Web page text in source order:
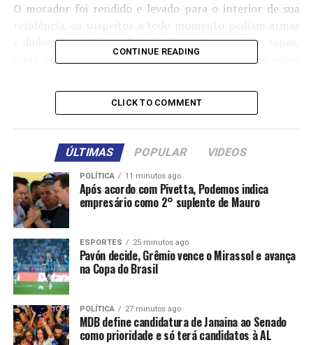
O morador foi rendido e levado para o interior de sua
residência, os suspeitos a todo momento pediam armas
e dinheiro, a vítima relata ainda que levou vários tapas,
onde veio ferir sua língua, foi amarrada e ficou sobre
Os assaltantes reviraram sua casa, sendo subtraídos
um celular e várias folhas de cheque em branco.
Os suspeitos se evadiram pelos fundos da residência em
uma área de mata tomando rumo ignorado.
A PM realizou rondas no local no intuito de localizar os
suspeitos, porém, sem êxito.
Comentários
CONTINUE READING
CLICK TO COMMENT
ÚLTIMAS POPULAR VIDEOS
POLÍTICA 11 minutos ago
Após acordo com Pivetta, Podemos indica
empresário como 2° suplente de Mauro
ESPORTES 25 minutos ago
Pavón decide, Grêmio vence o Mirassol e avança
na Copa do Brasil
POLÍTICA 27 minutos ago
MDB define candidatura de Janaina ao Senado
como prioridade e só terá candidatos à AL